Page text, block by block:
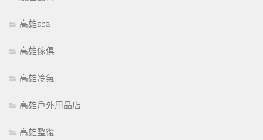
高雄spa
高雄傢俱
高雄冷氣
高雄戶外用品店
高雄整復